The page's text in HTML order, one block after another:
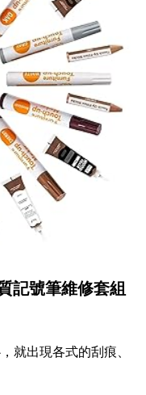
記號筆維修套組
就出現各式的刮痕、